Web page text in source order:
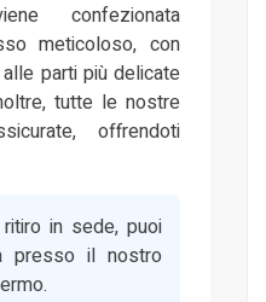
confezionata
meticoloso, con
parti più delicate
tutte le nostre
offrendoti
in sede, puoi
presso il nostro